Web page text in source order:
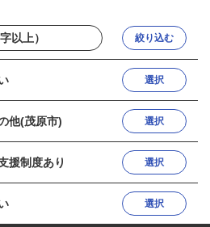
絞り込む
選択
他(茂原市) 選択
援制度あり 選択
選択